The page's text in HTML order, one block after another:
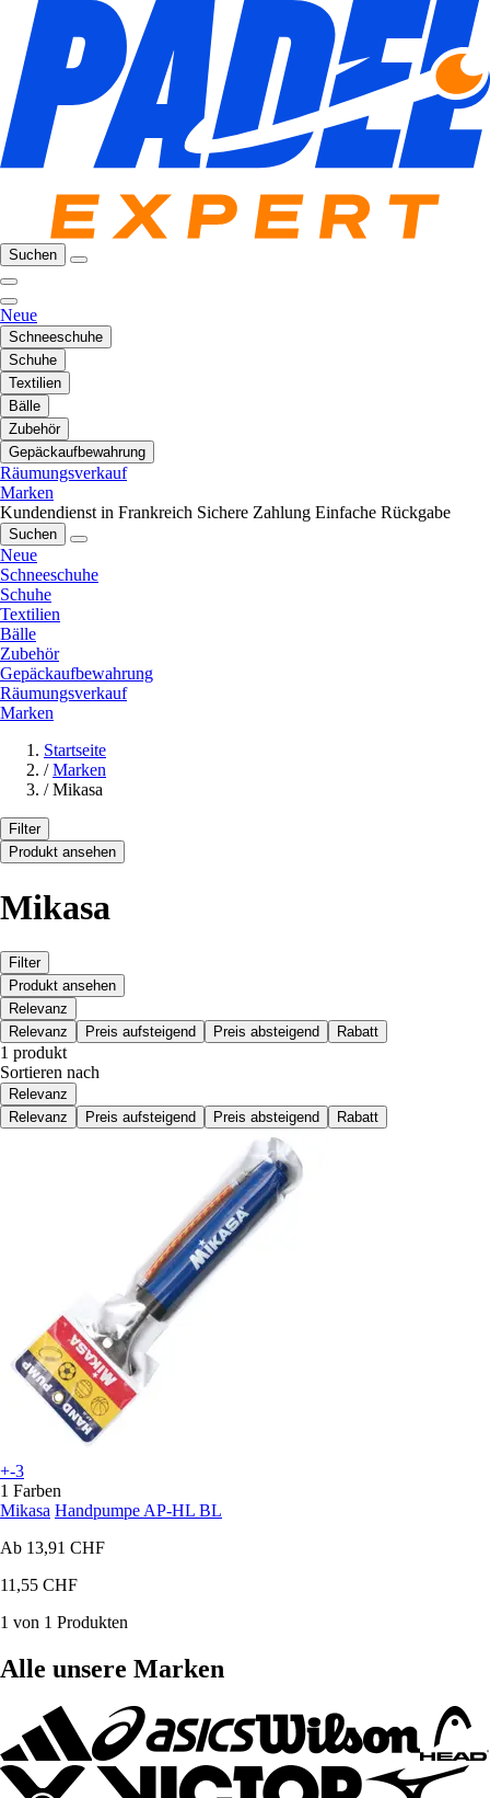
Suchen
Neue
Schneeschuhe
Schuhe
Textilien
Bälle
Zubehör
Gepäckaufbewahrung
Räumungsverkauf
Marken
Kundendienst in Frankreich Sichere Zahlung Einfache Rückgabe
Suchen
Neue
Schneeschuhe
Schuhe
Textilien
Bälle
Zubehör
Gepäckaufbewahrung
Räumungsverkauf
Marken
Startseite
/ Marken
/ Mikasa
Filter
Produkt ansehen
Mikasa
Filter
Produkt ansehen
Relevanz
Relevanz
Preis aufsteigend Preis absteigend Rabatt
1 produkt
Sortieren nach
Relevanz
Relevanz
Preis aufsteigend Preis absteigend Rabatt
+-3
1 Farben
Mikasa Handpumpe AP-HL BL
Ab 13,91 CHF
11,55 CHF
1 von 1 Produkten
Alle unsere Marken